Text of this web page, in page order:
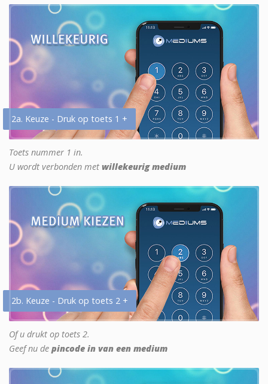
2a. Keuze - Druk op toets 1 +
Toets nummer 1 in.
U wordt verbonden met willekeurig medium
2b. Keuze - Druk op toets 2 +
Of u drukt op toets 2.
Geef nu de pincode in van een medium